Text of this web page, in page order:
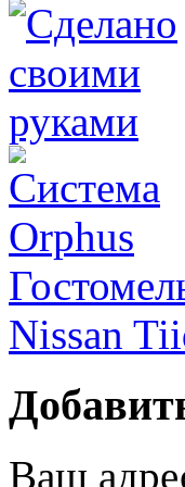
Nissan
Ваш